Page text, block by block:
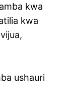
kwa
kwa
ushauri